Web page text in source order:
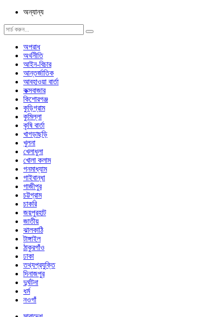
অন্যান্য
অপরাধ
অর্থনীতি
আইন-বিচার
আন্তর্জাতিক
আবহাওয়া বার্তা
কক্সবাজার
কিশোরগঞ্জ
কুড়িগ্রাম
কুমিল্লা
কৃষি বার্তা
খাগড়াছড়ি
খুলনা
খেলাধুলা
খোলা কলাম
গনমাধ্যাম
গাইবান্ধা
গাজীপুর
চট্টগ্রাম
চাকরি
জয়পুরহাট
জাতীয়
ঝালকাঠি
টাঙ্গাইল
ঠাকুরগাঁও
ঢাকা
তথ্যপ্রযুক্তি
দিনাজপুর
দুর্ঘটনা
ধর্ম
নওগাঁ